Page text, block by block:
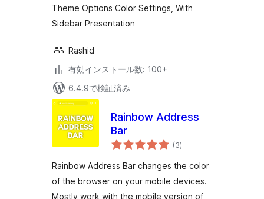
Theme Options Color Settings, With
Sidebar Presentation
Rashid
有効インストール数: 100+
6.4.9で検証済み
Rainbow Address
Bar
(3個
の
価
)
Rainbow Address Bar changes the color
of the browser on your mobile devices.
Mostly work with the mobile version of